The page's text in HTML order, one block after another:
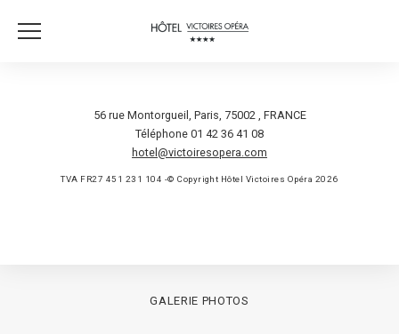
56 rue Montorgueil , Paris, 75002 , FRANCE
Téléphone 01 42 36 41 08
hotel@victoiresopera.com
TVA FR27 451 231 104 -© Copyright Hôtel Victoires Opéra 2026
GALERIE PHOTOS